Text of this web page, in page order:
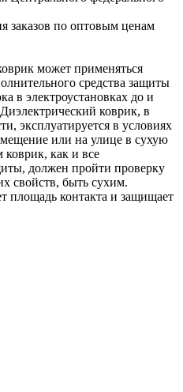
заказов по оптовым ценам
может применяться
средства защиты
в электроустановках до и
коврик, в
эксплуатируется в условиях
или на улице в сухую
коврик, как и все
должен пройти проверку
свойств, быть сухим.
площадь контакта и защищает